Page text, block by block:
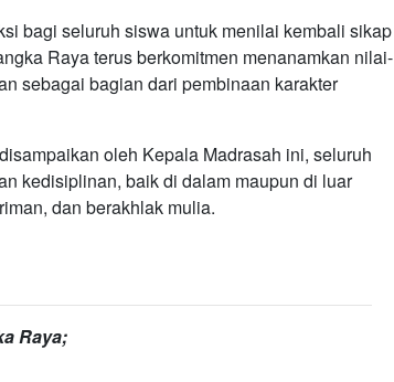
bagi seluruh siswa untuk menilai kembali sikap
Raya terus berkomitmen menanamkan nilai-
sebagai bagian dari pembinaan karakter
oleh Kepala Madrasah ini, seluruh
kedisiplinan, baik di dalam maupun di luar
dan berakhlak mulia.
Raya;